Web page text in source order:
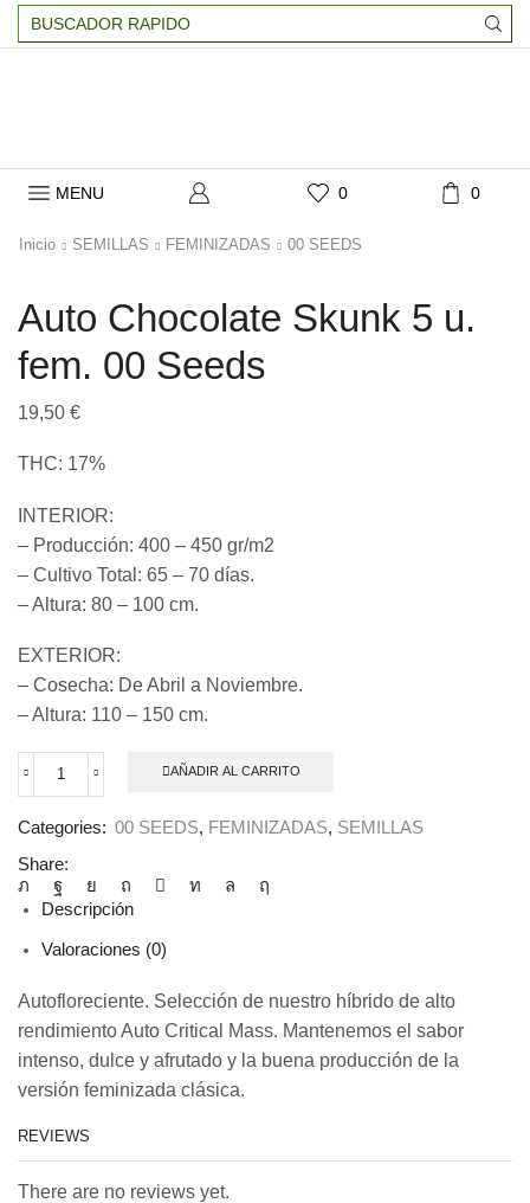
MENU 0 0
Inicio SEMILLAS FEMINIZADAS 00 SEEDS
Auto Chocolate Skunk 5 u.
fem. 00 Seeds
19,50 €
THC: 17%
INTERIOR:
– Producción: 400 – 450 gr/m2
– Cultivo Total: 65 – 70 días.
– Altura: 80 – 100 cm.
EXTERIOR:
– Cosecha: De Abril a Noviembre.
– Altura: 110 – 150 cm.
Auto
Skunk
u.
fem.
00
cantidad
AÑADIR AL CARRITO
Categories: 00 SEEDS, FEMINIZADAS, SEMILLAS
Share:
Descripción
Valoraciones (0)
Autofloreciente. Selección de nuestro híbrido de alto
rendimiento Auto Critical Mass. Mantenemos el sabor
intenso, dulce y afrutado y la buena producción de la
versión feminizada clásica.
REVIEWS
There are no reviews yet.